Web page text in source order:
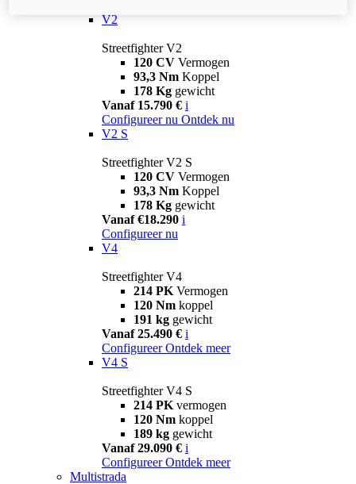
V2
Streetfighter V2
120 CV Vermogen
93,3 Nm Koppel
178 Kg gewicht
Vanaf 15.790 € i
Configureer nu Ontdek nu
V2 S
Streetfighter V2 S
120 CV Vermogen
93,3 Nm Koppel
178 Kg gewicht
Vanaf €18.290 i
Configureer nu
V4
Streetfighter V4
214 PK Vermogen
120 Nm koppel
191 kg gewicht
Vanaf 25.490 € i
Configureer Ontdek meer
V4 S
Streetfighter V4 S
214 PK vermogen
120 Nm koppel
189 kg gewicht
Vanaf 29.090 € i
Configureer Ontdek meer
Multistrada